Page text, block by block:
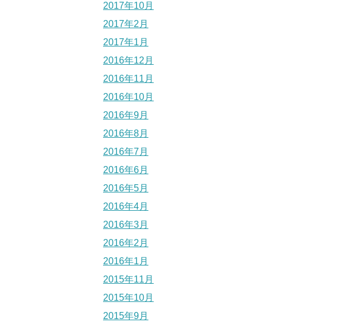
2017年10月
2017年2月
2017年1月
2016年12月
2016年11月
2016年10月
2016年9月
2016年8月
2016年7月
2016年6月
2016年5月
2016年4月
2016年3月
2016年2月
2016年1月
2015年11月
2015年10月
2015年9月